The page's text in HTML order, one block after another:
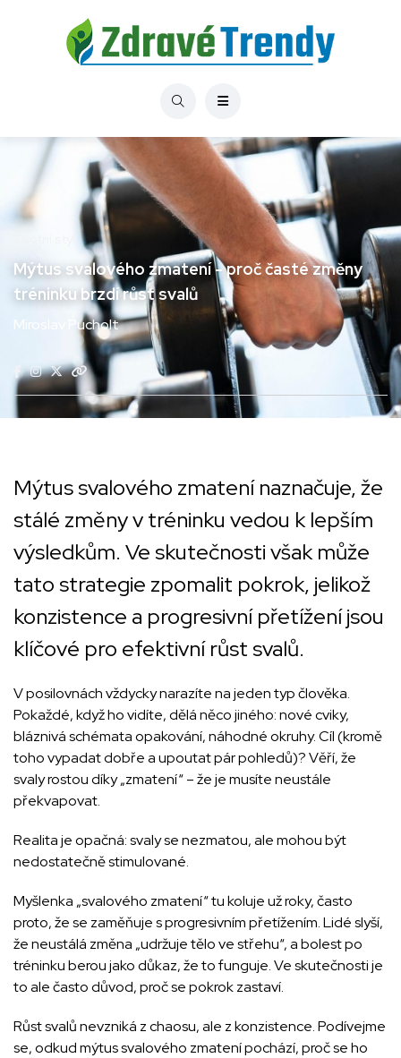
Mýtus svalového zmatení - proč časté změny
tréninku brzdí růst svalů
Miroslav Pucholt
Mýtus svalového zmatení naznačuje, že
stálé změny v tréninku vedou k lepším
výsledkům. Ve skutečnosti však může
tato strategie zpomalit pokrok, jelikož
konzistence a progresivní přetížení jsou
klíčové pro efektivní růst svalů.
V posilovnách vždycky narazíte na jeden typ člověka.
Pokaždé, když ho vidíte, dělá něco jiného: nové cviky,
bláznivá schémata opakování, náhodné okruhy. Cíl (kromě
toho vypadat dobře a upoutat pár pohledů)? Věří, že
svaly rostou díky „zmatení“ – že je musíte neustále
překvapovat.
Realita je opačná: svaly se nezmatou, ale mohou být
nedostatečně stimulované.
Myšlenka „svalového zmatení“ tu koluje už roky, často
proto, že se zaměňuje s progresivním přetížením. Lidé slyší,
že neustálá změna „udržuje tělo ve střehu“, a bolest po
tréninku berou jako důkaz, že to funguje. Ve skutečnosti je
to ale často důvod, proč se pokrok zastaví.
Růst svalů nevzniká z chaosu, ale z konzistence. Podívejme
se, odkud mýtus svalového zmatení pochází, proč se ho